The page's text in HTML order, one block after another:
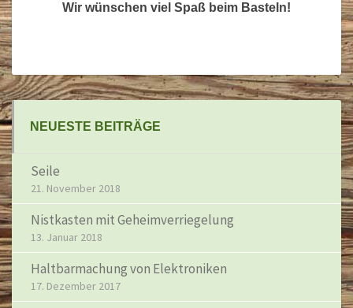
Wir wünschen viel Spaß beim Basteln!
NEUESTE BEITRÄGE
Seile
21. November 2018
Nistkasten mit Geheimverriegelung
13. Januar 2018
Haltbarmachung von Elektroniken
17. Dezember 2017